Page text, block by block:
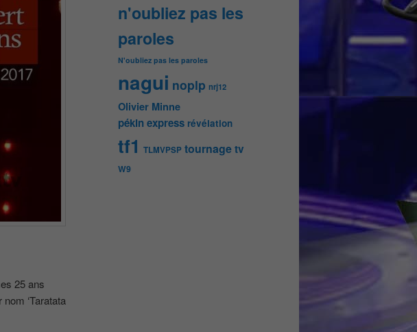
25 ans
‘Taratata
n'oubliez pas les
paroles
N'oubliez pas les paroles
nagui noplp nrj12
Olivier Minne
pékin express révélation
tf1 TLMVPSP tournagetv
W9